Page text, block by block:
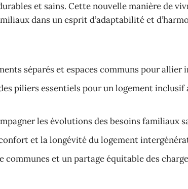
et sains. Cette nouvelle manière de
dans un esprit d’adaptabilité et
séparés et espaces communs pour
piliers essentiels pour un logement inclusif
les évolutions des besoins familiaux
et la longévité du logement
communes et un partage équitable des